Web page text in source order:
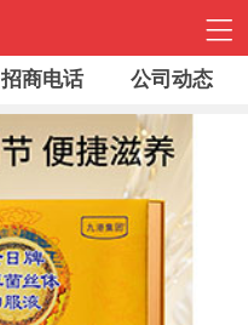
招商电话 公司动态